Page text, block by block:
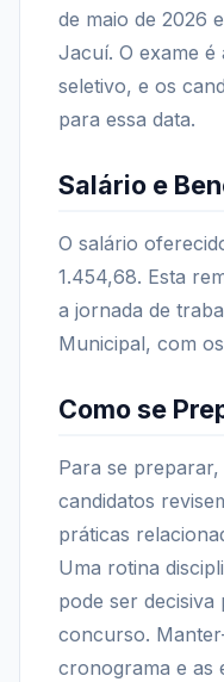
de maio de 2026
Jacuí. O exame
seletivo, e os
para essa data.
Salário e
O salário
1.454,68. Esta
a jornada de
Municipal, com
Como se
Para se
candidatos
práticas
Uma rotina
pode ser
concurso.
cronograma e as